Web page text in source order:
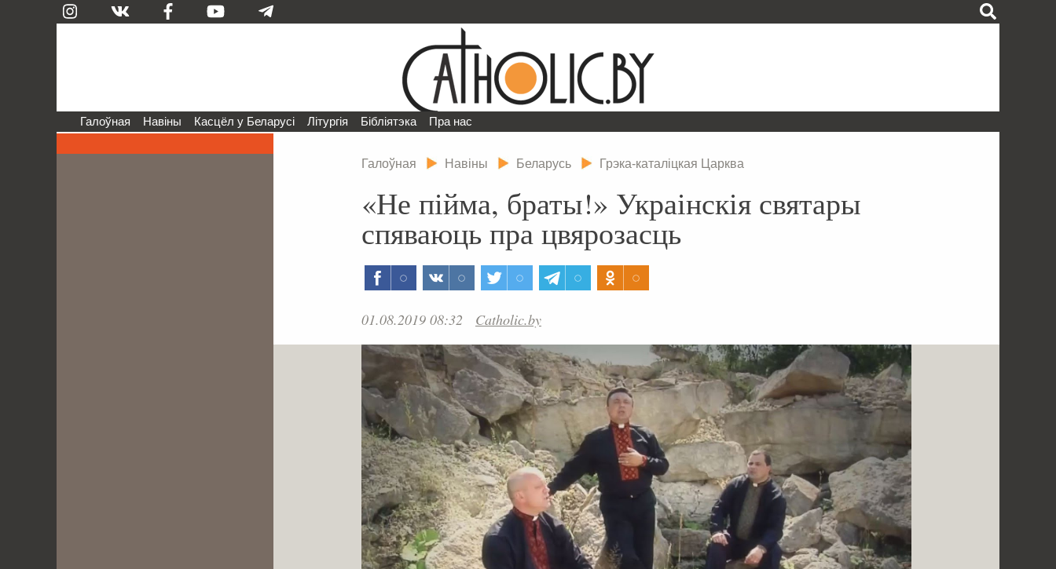
Галоўная Навіны Касцёл у Беларусі Літургія Бібліятэка Пра нас
Галоўная Навіны Беларусь Грэка-каталіцкая Царква
«Не пійма, браты!» Украінскія святары
спяваюць пра цвярозасць
01.08.2019 08:32 Catholic.by